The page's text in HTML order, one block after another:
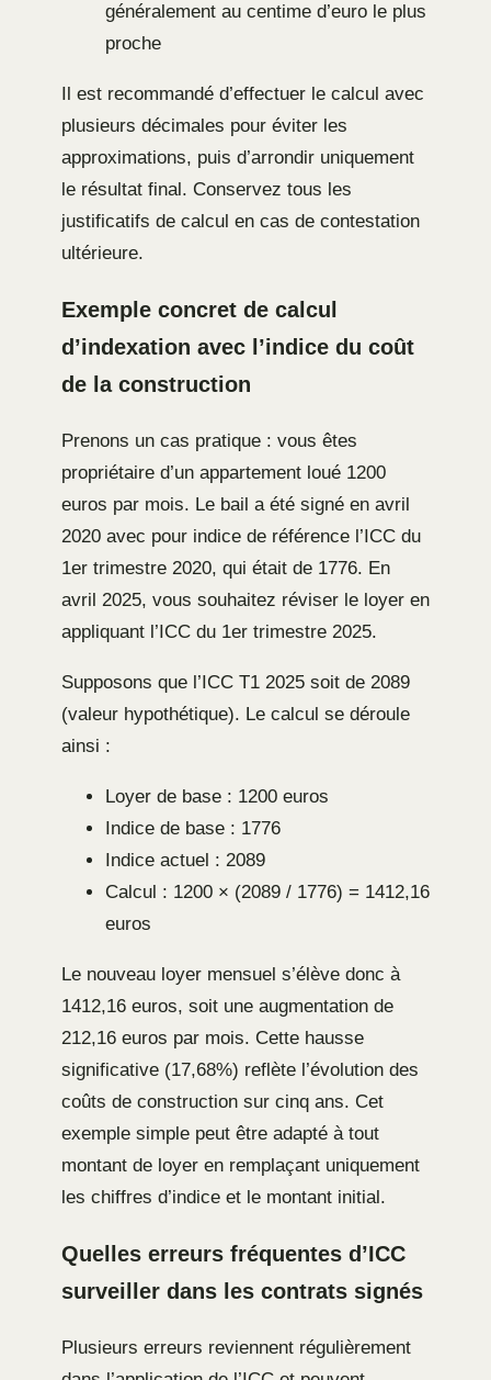
généralement au centime d’euro le plus
proche
Il est recommandé d’effectuer le calcul avec
plusieurs décimales pour éviter les
approximations, puis d’arrondir uniquement
le résultat final. Conservez tous les
justificatifs de calcul en cas de contestation
ultérieure.
Exemple concret de calcul
d’indexation avec l’indice du coût
de la construction
Prenons un cas pratique : vous êtes
propriétaire d’un appartement loué 1200
euros par mois. Le bail a été signé en avril
2020 avec pour indice de référence l’ICC du
1er trimestre 2020, qui était de 1776. En
avril 2025, vous souhaitez réviser le loyer en
appliquant l’ICC du 1er trimestre 2025.
Supposons que l’ICC T1 2025 soit de 2089
(valeur hypothétique). Le calcul se déroule
ainsi :
Loyer de base : 1200 euros
Indice de base : 1776
Indice actuel : 2089
Calcul : 1200 × (2089 / 1776) = 1412,16
euros
Le nouveau loyer mensuel s’élève donc à
1412,16 euros, soit une augmentation de
212,16 euros par mois. Cette hausse
significative (17,68%) reflète l’évolution des
coûts de construction sur cinq ans. Cet
exemple simple peut être adapté à tout
montant de loyer en remplaçant uniquement
les chiffres d’indice et le montant initial.
Quelles erreurs fréquentes d’ICC
surveiller dans les contrats signés
Plusieurs erreurs reviennent régulièrement